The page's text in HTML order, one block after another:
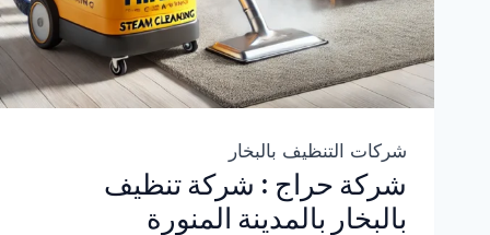
شركات التنظيف بالبخار
شركة حراج : شركة تنظيف
بالبخار بالمدينة المنورة